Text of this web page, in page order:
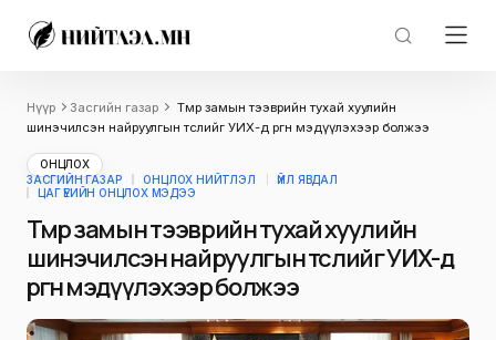
Нүүр Засгийн газар
Төмөр замын тээврийн тухай хуулийн
шинэчилсэн найруулгын төслийг УИХ-д өргөн мэдүүлэхээр болжээ
ОНЦЛОХ
ЗАСГИЙН ГАЗАР
ОНЦЛОХ НИЙТЛЭЛ
ҮЙЛ ЯВДАЛ
ЦАГ ҮЕИЙН ОНЦЛОХ МЭДЭЭ
Төмөр замын тээврийн тухай хуулийн
шинэчилсэн найруулгын төслийг УИХ-д
өргөн мэдүүлэхээр болжээ